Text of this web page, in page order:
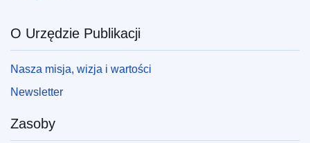
O Urzędzie Publikacji
Nasza misja, wizja i wartości
Newsletter
Zasoby